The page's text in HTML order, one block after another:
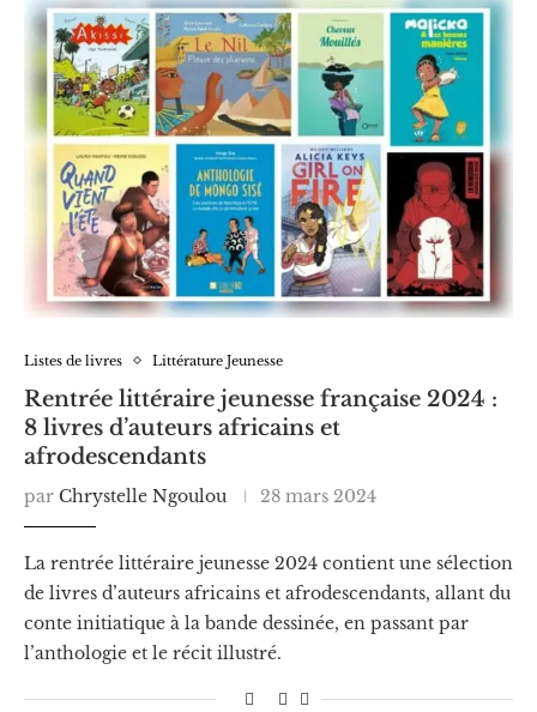
Listes de livres Littérature Jeunesse
Rentrée littéraire jeunesse française 2024 :
8 livres d’auteurs africains et
afrodescendants
par Chrystelle Ngoulou 28 mars 2024
La rentrée littéraire jeunesse 2024 contient une sélection
de livres d’auteurs africains et afrodescendants, allant du
conte initiatique à la bande dessinée, en passant par
l’anthologie et le récit illustré.